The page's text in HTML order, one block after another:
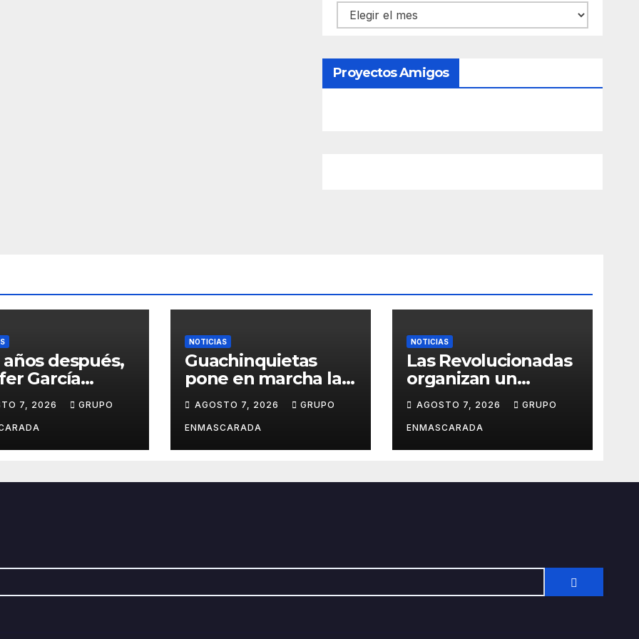
Contenido
Proyectos Amigos
años después,
García
su sueño
en el
de
de
para el
7, 2026 GRUPO
NOTICIAS
Guachinquietas
pone en marcha la
creación de su
repertorio para el
Carnaval 2027
AGOSTO 7, 2026 GRUPO
ENMASCARADA
NOTICIAS
Las Revolucionadas
organizan un
Torneo de Ronda
para recaudar
fondos de cara al
Carnaval 2027
AGOSTO 7, 2026 GRUPO
ENMASCARADA